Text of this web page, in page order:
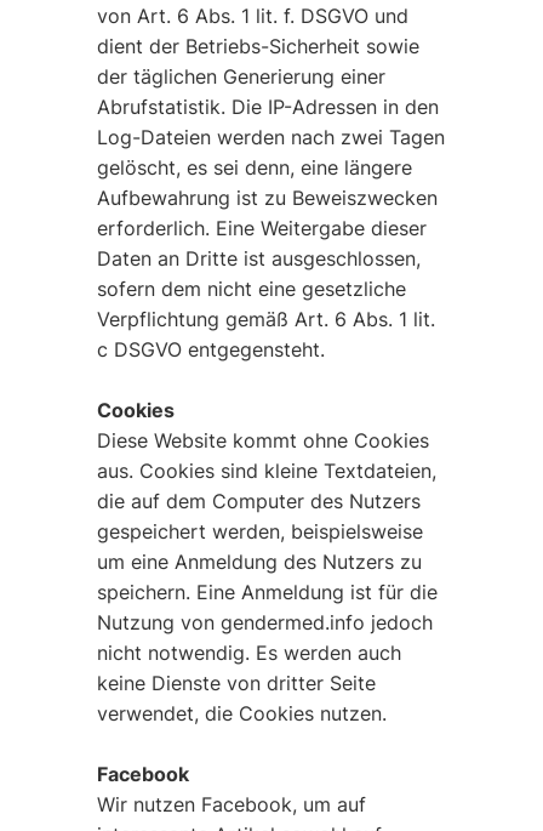
von Art. 6 Abs. 1 lit. f. DSGVO und
dient der Betriebs-Sicherheit sowie
der täglichen Generierung einer
Abrufstatistik. Die IP-Adressen in den
Log-Dateien werden nach zwei Tagen
gelöscht, es sei denn, eine längere
Aufbewahrung ist zu Beweiszwecken
erforderlich. Eine Weitergabe dieser
Daten an Dritte ist ausgeschlossen,
sofern dem nicht eine gesetzliche
Verpflichtung gemäß Art. 6 Abs. 1 lit.
c DSGVO entgegensteht.
Cookies
Diese Website kommt ohne Cookies
aus. Cookies sind kleine Textdateien,
die auf dem Computer des Nutzers
gespeichert werden, beispielsweise
um eine Anmeldung des Nutzers zu
speichern. Eine Anmeldung ist für die
Nutzung von gendermed.info jedoch
nicht notwendig. Es werden auch
keine Dienste von dritter Seite
verwendet, die Cookies nutzen.
Facebook
Wir nutzen Facebook, um auf